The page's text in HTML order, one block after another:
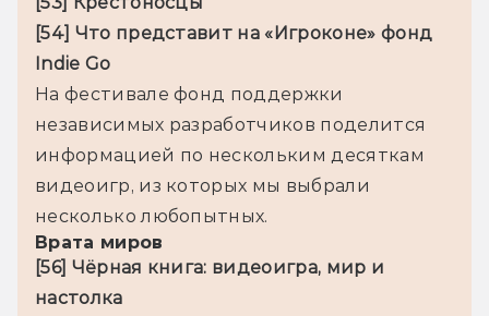
[54] Что представит на «Игроконе» фонд
Indie Go
На фестивале фонд поддержки
независимых разработчиков поделится
информацией по нескольким десяткам
видеоигр, из которых мы выбрали
Врата миров
[56] Чёрная книга: видеоигра, мир и
настолка